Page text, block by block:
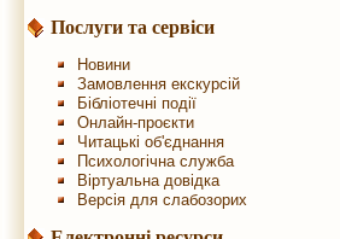
Послуги та сервіси
Новини
Замовлення екскурсій
Бібліотечні події
Онлайн-проєкти
Читацькі об'єднання
Психологічна служба
Віртуальна довідка
Версія для слабозорих